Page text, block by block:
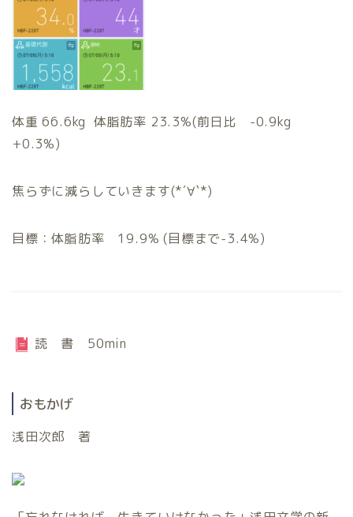
体重 66.6kg 体脂肪率 23.3%(前日比 -0.9kg
+0.3%)
焦らずに減らしていきます(*´∀`*)
目標：体脂肪率 19.9% (目標まで-3.4%)
読 書 50min
おもかげ
浅田次郎 著